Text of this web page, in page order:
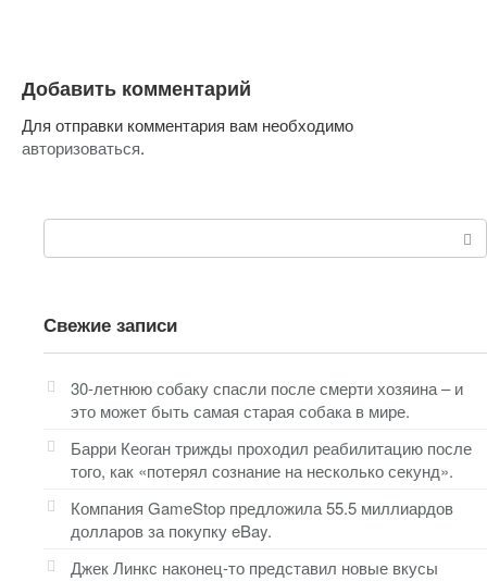
Добавить комментарий
Для отправки комментария вам необходимо
авторизоваться.
Поиск:
Свежие записи
30-летнюю собаку спасли после смерти хозяина – и
это может быть самая старая собака в мире.
Барри Кеоган трижды проходил реабилитацию после
того, как «потерял сознание на несколько секунд».
Компания GameStop предложила 55.5 миллиардов
долларов за покупку eBay.
Джек Линкс наконец-то представил новые вкусы